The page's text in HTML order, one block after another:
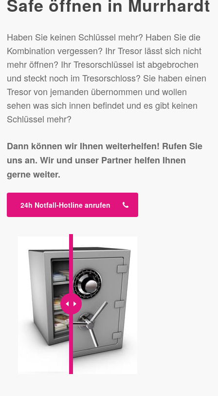
Safe öffnen in Murrhardt
Haben Sie keinen Schlüssel mehr? Haben Sie die
Kombination vergessen? Ihr Tresor lässt sich nicht
mehr öffnen? Ihr Tresorschlüssel ist abgebrochen
und steckt noch im Tresorschloss? Sie haben einen
Tresor von jemanden übernommen und wollen
sehen was sich innen befindet und es gibt keinen
Schlüssel mehr?
Dann können wir Ihnen weiterhelfen! Rufen Sie
uns an. Wir und unser Partner helfen Ihnen
gerne weiter.
24h Notfall-Hotline anrufen